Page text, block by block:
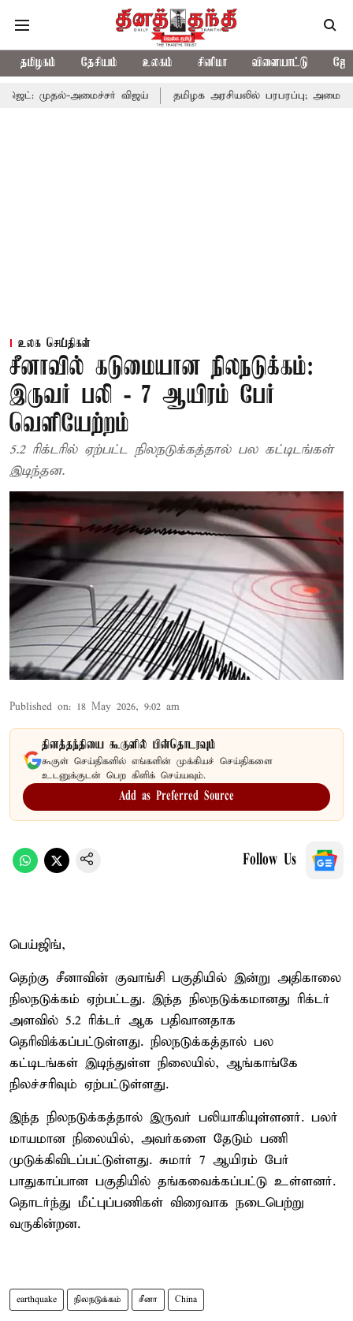
தமிழகம் தேசியம் உலகம் சினிமா விளையாட்டு
அமைச்சர் விஜய் தமிழக அரசியலில் பரபரப்பு; அமைச்சர் ஆனந்த்
உலக செய்திகள்
சீனாவில் கடுமையான நிலநடுக்கம்:
இருவர் பலி - 7 ஆயிரம் பேர்
வெளியேற்றம்
5.2 ரிக்டரில் ஏற்பட்ட நிலநடுக்கத்தால் பல கட்டிடங்கள்
இடிந்தன.
Published on: 18 May 2026, 9:02 am
தினத்தந்தியை கூகுளில் பின்தொடரவும்
கூகுள் செய்திகளில் எங்களின் முக்கியச் செய்திகளை
உடனுக்குடன் பெற கிளிக் செய்யவும்.
Add as Preferred Source
Follow Us
பெய்ஜிங்,
தெற்கு சீனாவின் குவாங்சி பகுதியில் இன்று அதிகாலை
நிலநடுக்கம் ஏற்பட்டது. இந்த நிலநடுக்கமானது ரிக்டர்
அளவில் 5.2 ரிக்டர் ஆக பதிவானதாக
தெரிவிக்கப்பட்டுள்ளது. நிலநடுக்கத்தால் பல
கட்டிடங்கள் இடிந்துள்ள நிலையில், ஆங்காங்கே
நிலச்சரிவும் ஏற்பட்டுள்ளது.
இந்த நிலநடுக்கத்தால் இருவர் பலியாகியுள்ளனர். பலர்
மாயமான நிலையில், அவர்களை தேடும் பணி
முடுக்கிவிடப்பட்டுள்ளது. சுமார் 7 ஆயிரம் பேர்
பாதுகாப்பான பகுதியில் தங்கவைக்கப்பட்டு உள்ளனர்.
தொடர்ந்து மீட்புப்பணிகள் விரைவாக நடைபெற்று
வருகின்றன.
earthquake நிலநடுக்கம் சீனா China